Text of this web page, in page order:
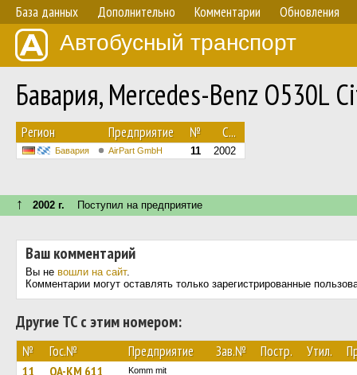
База данных Дополнительно Комментарии Обновления
Автобусный транспорт
Бавария, Mercedes-Benz O530L
Регион Предприятие № С...
Бавария AirPart GmbH 11 2002
↑ 2002 г. Поступил на предприятие
Ваш комментарий
Вы не вошли на сайт.
Комментарии могут оставлять только зарегистрированные
Другие ТС с этим номером:
№ Гос.№ Предприятие Зав.№ Постр. Утил.
11 OA-KM 611 Komm mit